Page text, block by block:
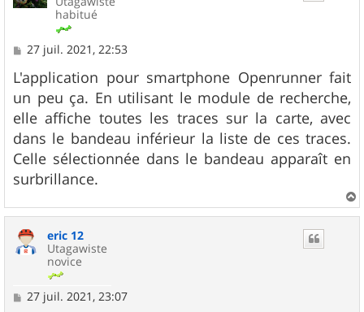
habitué
M
s
s
a
g
e
27 juil. 2021, 22:53
L'application pour smartphone Openrunner fait
un peu ça. En utilisant le module de recherche,
elle affiche toutes les traces sur la carte, avec
dans le bandeau inférieur la liste de ces traces.
Celle sélectionnée dans le bandeau apparaît en
surbrillance.
a
eric 12
Utagawiste
novice
M
27 juil. 2021, 23:07